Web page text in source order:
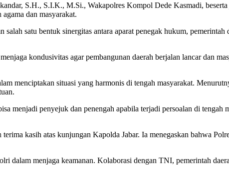
S.H., S.I.K., M.Si., Wakapolres Kompol Dede Kasmadi,
dan masyarakat.
satu bentuk sinergitas antara aparat penegak hukum, pemerintah
kondusivitas agar pembangunan daerah berjalan lancar dan
menciptakan situasi yang harmonis di tengah masyarakat.
menjadi penyejuk dan penengah apabila terjadi persoalan di tengah
kasih atas kunjungan Kapolda Jabar. Ia menegaskan bahwa
dalam menjaga keamanan. Kolaborasi dengan TNI, pemerintah